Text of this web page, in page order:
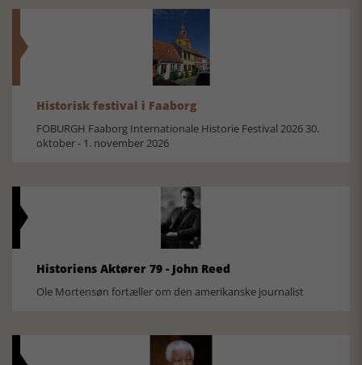
Historisk festival i Faaborg
FOBURGH Faaborg Internationale Historie Festival 2026 30.
oktober - 1. november 2026
Historiens Aktører 79 - John Reed
Ole Mortensøn fortæller om den amerikanske journalist